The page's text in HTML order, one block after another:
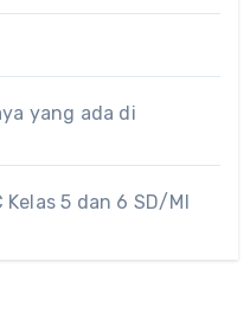
yang ada di
Kelas 5 dan 6 SD/MI